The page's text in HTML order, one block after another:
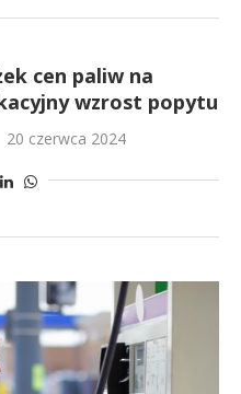
cen paliw na
wzrost popytu
20 czerwca 2024